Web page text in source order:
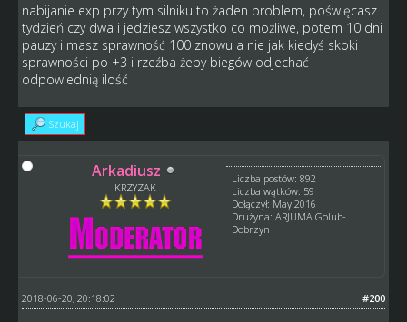
nabijanie exp przy tym silniku to żaden problem, poświęcasz
tydzień czy dwa i jedziesz wszystko co możliwe, potem 10 dni
pauzy i masz sprawność 100 znowu a nie jak kiedyś skoki
sprawności po +3 i rzeźba żeby biegów odjechać
odpowiednią ilość
Szukaj
Arkadiusz
KRZYZAK
Liczba postów: 892
Liczba wątków: 59
Dołączył: May 2016
Drużyna: ARJUMA Golub-
Dobrzyn
#200
2018-06-20, 20:18:02